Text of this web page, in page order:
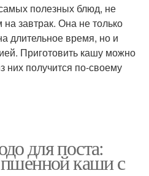
полезных блюд, не
на завтрак. Она не только
длительное время, но и
Приготовить кашу можно
них получится по-своему
для поста:
каши с